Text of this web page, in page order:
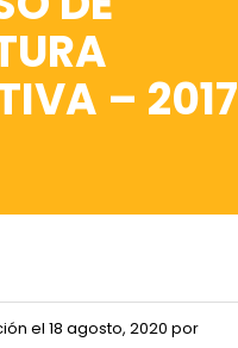
– 2017
el 18 agosto, 2020 por